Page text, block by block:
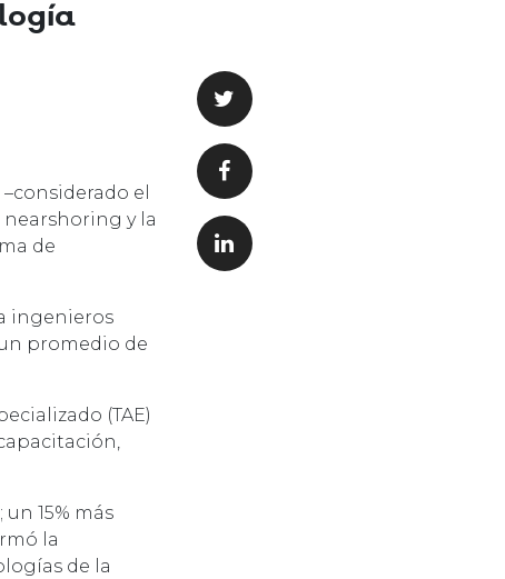
el
y la
de
ingenieros
promedio de
(TAE)
15% más
la
de la